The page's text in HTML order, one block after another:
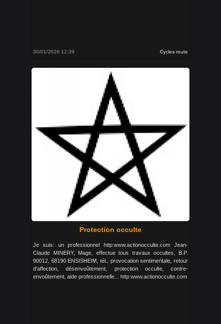
30/01/2026 12:39 Cycles route
Protection occulte
Je suis: un professionnel http:www.actionocculte.com Jean-
Claude MINERY, Mage, effectue tous travaux occultes, B.P.
90012, 68190 ENSISHEIM, tél., provocation sentimentale, retour
d'affection, désenvoûtement, protection occulte, contre-
envoûtement, aide professionnelle... http:www.actionocculte.com